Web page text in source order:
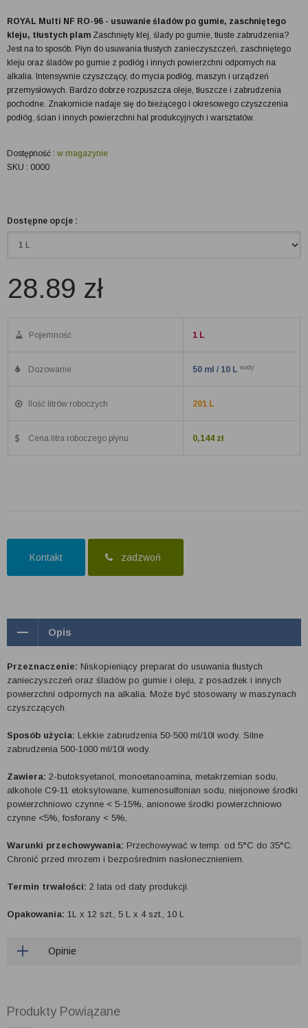
ROYAL Multi NF RO-96 - usuwanie śladów po gumie, zaschniętego
kleju, tłustych plam Zaschnięty klej, ślady po gumie, tłuste zabrudzenia?
Jest na to sposób. Płyn do usuwania tłustych zanieczyszczeń, zaschniętego
kleju oraz śladów po gumie z podłóg i innych powierzchni odpornych na
alkalia. Intensywnie czyszczący, do mycia podłóg, maszyn i urządzeń
przemysłowych. Bardzo dobrze rozpuszcza oleje, tłuszcze i zabrudzenia
pochodne. Znakomicie nadaje się do bieżącego i okresowego czyszczenia
podłóg, ścian i innych powierzchni hal produkcyjnych i warsztatów.
Dostępność : w magazynie
SKU : 0000
Dostępne opcje :
28.89 zł
Pojemność 1 L
Dozowanie 50 ml / 10 L wody
Ilość litrów roboczych 201 L
Cena litra roboczego płynu 0,144 zł
Kontakt zadzwoń
Opis
Przeznaczenie: Niskopieniący preparat do usuwania tłustych
zanieczyszczeń oraz śladów po gumie i oleju, z posadzek i innych
powierzchni odpornych na alkalia. Może być stosowany w maszynach
czyszczących.
Sposób użycia: Lekkie zabrudzenia 50-500 ml/10l wody. Silne
zabrudzenia 500-1000 ml/10l wody.
Zawiera: 2-butoksyetanol, monoetanoamina, metakrzemian sodu,
alkohole C9-11 etoksylowane, kumenosulfonian sodu, niejonowe środki
powierzchniowo czynne < 5-15%, anionowe środki powierzchniowo
czynne <5%, fosforany < 5%,
Warunki przechowywania: Przechowywać w temp. od 5°C do 35°C.
Chronić przed mrozem i bezpośrednim nasłonecznieniem.
Termin trwałości: 2 lata od daty produkcji.
Opakowania: 1L x 12 szt., 5 L x 4 szt., 10 L
Opinie
Produkty Powiązane